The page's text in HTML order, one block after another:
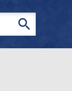
search